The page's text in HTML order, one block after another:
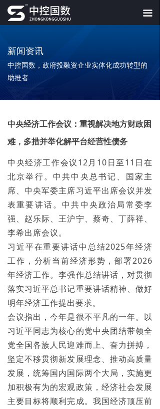
끀
中央经济工作会议：重视解决地方财政困
难，多措并举化解平台经营性债务
中央经济工作会议12月10日至11日在
北京举行。中共中央总书记、国家主
席、中央军委主席习近平出席会议并发
表重要讲话。中共中央政治局常委李
强、赵乐际、王沪宁、蔡奇、丁薛祥、
李希出席会议。
习近平在重要讲话中总结2025年经济
工作，分析当前经济形势，部署2026
年经济工作。李强作总结讲话，对贯彻
落实习近平总书记重要讲话精神、做好
明年经济工作提出要求。
会议指出，今年是很不平凡的一年。以
习近平同志为核心的党中央团结带领全
党全国各族人民迎难而上、奋力拼搏，
坚定不移贯彻新发展理念、推动高质量
发展，统筹国内国际两个大局，实施更
加积极有为的宏观政策，经济社会发展
主要目标将顺利完成。我国经济顶压前
新闻资讯
中控国数，政府投融资企业实体化成功转型的
助推者